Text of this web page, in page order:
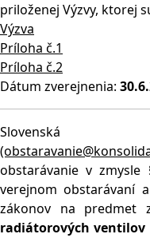
priloženej Výzvy, ktorej
Výzva
Príloha č.1
Príloha č.2
Dátum zverejnenia:
Slovenská
obstarávanie v zmysle
verejnom obstarávaní
zákonov na predmet
radiátorových ventilov